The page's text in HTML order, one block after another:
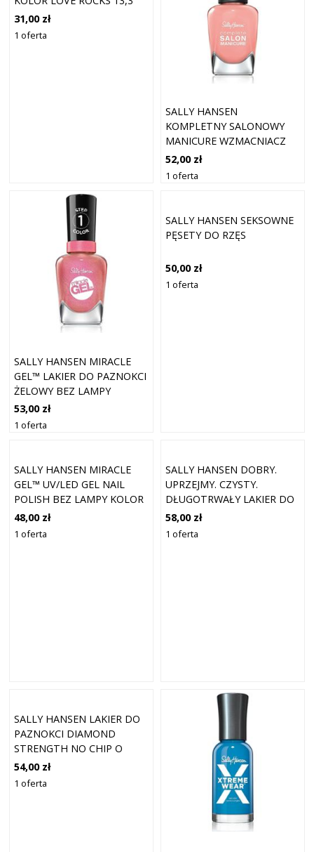
ML
31,00 zł
1 oferta
SALLY HANSEN
KOMPLETNY SALONOWY
MANICURE WZMACNIACZ
PAZNOKCI KOLOR 203
CRAZY STUPID BLUSH 14,7
52,00 zł
1 oferta
SALLY HANSEN MIRACLE
GEL™ LAKIER DO PAZNOKCI
ŻELOWY BEZ LAMPY
UV/LED KOLOR ETERNALLY
GRAPEFRUIT 14,7 ML
53,00 zł
1 oferta
SALLY HANSEN SEKSOWNE
PĘSETY DO RZĘS
50,00 zł
1 oferta
SALLY HANSEN MIRACLE
GEL™ UV/LED GEL NAIL
POLISH BEZ LAMPY KOLOR
207 OUT OF THIS PEARL
14,7 ML
48,00 zł
1 oferta
SALLY HANSEN DOBRY.
UPRZEJMY. CZYSTY.
DŁUGOTRWAŁY LAKIER DO
PAZNOKCI O DZIAŁANIU
UJĘDRNIAJĄCYM, KOLOR
58,00 zł
1 oferta
SALLY HANSEN LAKIER DO
PAZNOKCI DIAMOND
STRENGTH NO CHIP O
DŁUGOTRWAŁYM
DZIAŁANIU PINK OBIETNICA
54,00 zł
1 oferta